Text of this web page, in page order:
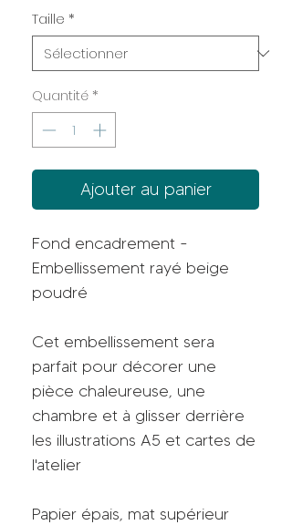
Taille *
Quantité *
Ajouter au panier
Fond encadrement -
Embellissement rayé beige
poudré
Cet embellissement sera
parfait pour décorer une
pièce chaleureuse, une
chambre et à glisser derrière
les illustrations A5 et cartes de
l'atelier
Papier épais, mat supérieur